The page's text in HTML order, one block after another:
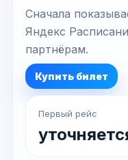
Сначала
Яндекс
партнёрам.
Купить билет
Первый рейс